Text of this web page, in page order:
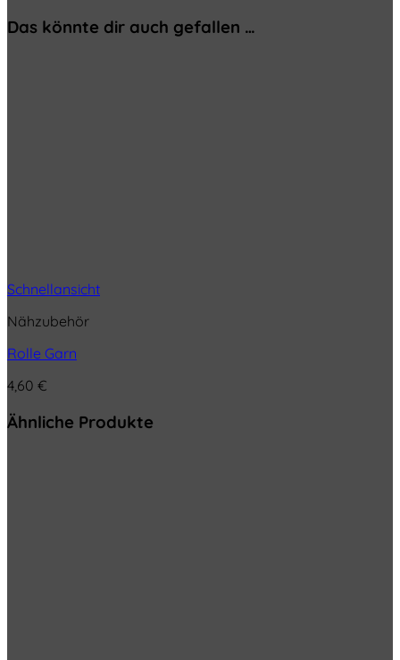
Das könnte dir auch gefallen …
Schnellansicht
Nähzubehör
Rolle Garn
4,60 €
Ähnliche Produkte